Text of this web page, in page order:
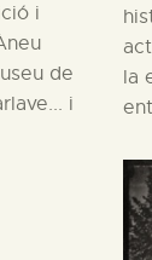
i
de
i
la